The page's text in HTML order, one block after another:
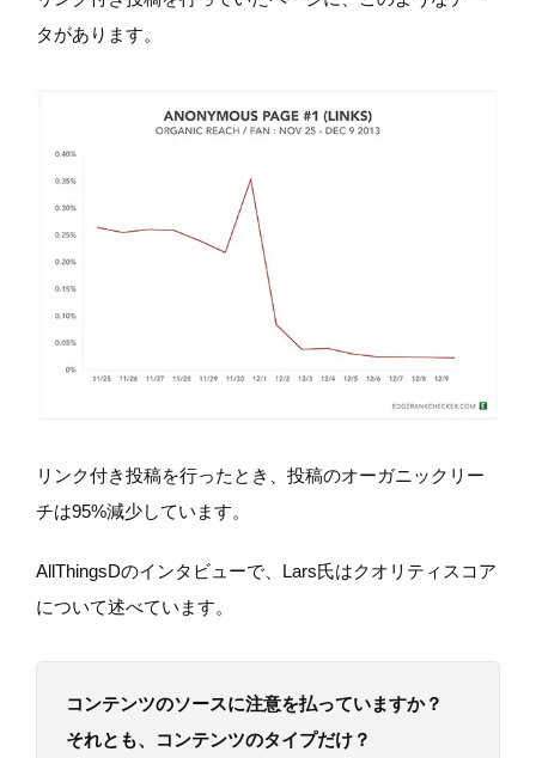
タがあります。
リンク付き投稿を行ったとき、投稿のオーガニックリー
チは95%減少しています。
AllThingsDのインタビューで、Lars氏はクオリティスコア
について述べています。
コンテンツのソースに注意を払っていますか？
それとも、コンテンツのタイプだけ？